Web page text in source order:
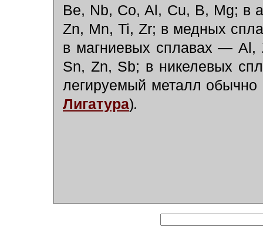
Be, Nb, Co, Al, Cu, B, Mg;
Zn, Mn, Ti, Zr; в медных
в магниевых сплавах —
Sn, Zn, Sb; в никелевых
легируемый металл
Лигатура).